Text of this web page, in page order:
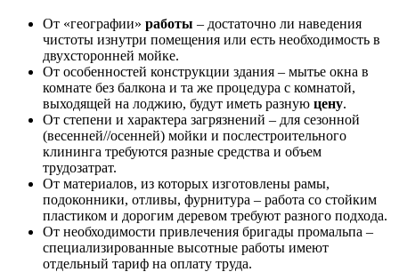
От «географии» работы – достаточно ли наведения
чистоты изнутри помещения или есть необходимость в
двухсторонней мойке.
От особенностей конструкции здания – мытье окна в
комнате без балкона и та же процедура с комнатой,
выходящей на лоджию, будут иметь разную цену.
От степени и характера загрязнений – для сезонной
(весенней//осенней) мойки и послестроительного
клининга требуются разные средства и объем
трудозатрат.
От материалов, из которых изготовлены рамы,
подоконники, отливы, фурнитура – работа со стойким
пластиком и дорогим деревом требуют разного подхода.
От необходимости привлечения бригады промальпа –
специализированные высотные работы имеют
отдельный тариф на оплату труда.